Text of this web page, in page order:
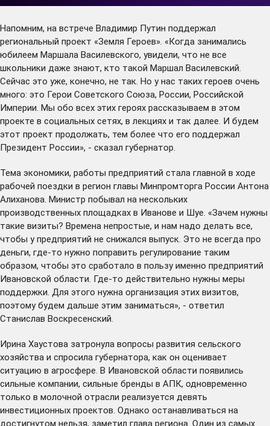
Напомним, на встрече Владимир Путин поддержал
региональный проект «Земля Героев». «Когда занимались
юбилеем Маршала Василевского, увидели, что не все
школьники даже знают, кто такой Маршал Василевский.
Сейчас это уже, конечно, не так. Но у нас таких героев очень
много: это Герои Советского Союза, России, Российской
Империи. Мы обо всех этих героях рассказываем в этом
проекте в социальных сетях, в лекциях и так далее. И будем
этот проект продолжать, тем более что его поддержал
Президент России», - сказал губернатор.
Тема экономики, работы предприятий стала главной в ходе
рабочей поездки в регион главы Минпромторга России Антона
Алиханова. Министр побывал на нескольких
производственных площадках в Иванове и Шуе. «Зачем нужны
такие визиты? Времена непростые, и нам надо делать все,
чтобы у предприятий не снижался выпуск. Это не всегда про
деньги, где-то нужно поправить регулирование таким
образом, чтобы это сработало в пользу именно предприятий
Ивановской области. Где-то действительно нужны меры
поддержки. Для этого нужна организация этих визитов,
поэтому будем дальше этим заниматься», - ответил
Станислав Воскресенский.
Ирина Хаустова затронула вопросы развития сельского
хозяйства и спросила губернатора, как он оценивает
ситуацию в агросфере. В Ивановской области появились
сильные компании, сильные бренды в АПК, одновременно
только в молочной отрасли реализуется девять
инвестиционных проектов. Однако останавливаться на
достигнутом нельзя, заметил глава региона. Один из самых